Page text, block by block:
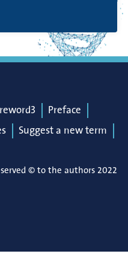
Preface
Suggest a new term
© to the authors 2022